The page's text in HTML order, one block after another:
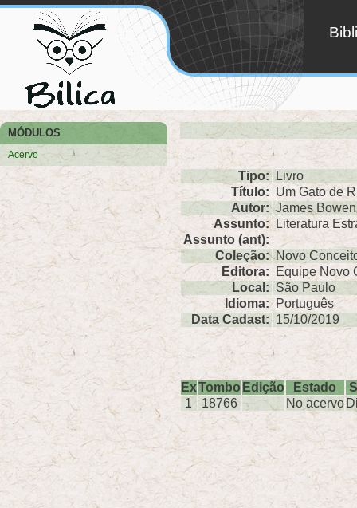
MÓDULOS
Acervo
Tipo:
Livro
Título: Um Gato de
Autor: James Bowen
Assunto:
Literatura
Assunto (ant):
Coleção: Novo
Editora:
Equipe Novo
Local: São Paulo
Idioma:
Português
Data Cadast: 15/10/2019
ExTombo Edição Estado
1
18766 No acervo